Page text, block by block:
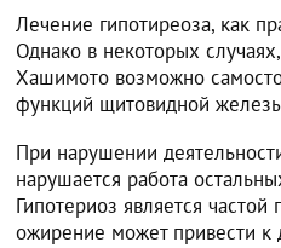
Лечение гипотиреоза, как
Однако в некоторых
Хашимото возможно
функций щитовидной
При нарушении
нарушается работа
Гипотериоз является
ожирение может привести к